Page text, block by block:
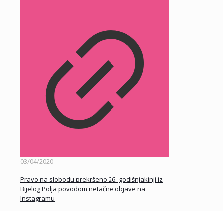
03/04/2020
Pravo na slobodu prekršeno 26.-godišnjakinji iz
Bijelog Polja povodom netačne objave na
Instagramu